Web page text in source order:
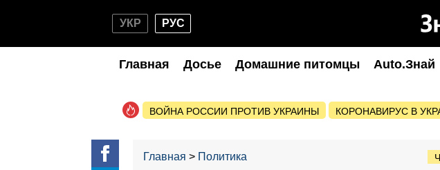
УКР РУС
Главная Досье Домашние питомцы Auto.Знай
ВОЙНА РОССИИ ПРОТИВ УКРАИНЫ КОРОНАВИРУС В
Главная Политика